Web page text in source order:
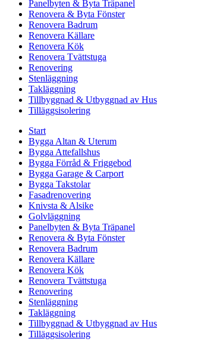
Panelbyten & Byta Träpanel
Renovera & Byta Fönster
Renovera Badrum
Renovera Källare
Renovera Kök
Renovera Tvättstuga
Renovering
Stenläggning
Takläggning
Tillbyggnad & Utbyggnad av Hus
Tilläggsisolering
Start
Bygga Altan & Uterum
Bygga Attefallshus
Bygga Förråd & Friggebod
Bygga Garage & Carport
Bygga Takstolar
Fasadrenovering
Knivsta & Alsike
Golvläggning
Panelbyten & Byta Träpanel
Renovera & Byta Fönster
Renovera Badrum
Renovera Källare
Renovera Kök
Renovera Tvättstuga
Renovering
Stenläggning
Takläggning
Tillbyggnad & Utbyggnad av Hus
Tilläggsisolering